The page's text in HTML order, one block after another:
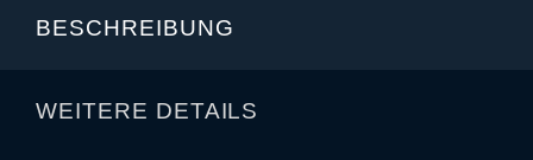
BESCHREIBUNG
WEITERE DETAILS